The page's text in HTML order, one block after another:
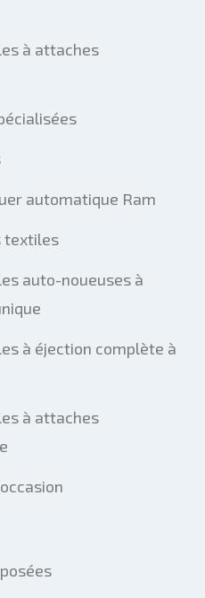
à attaches
automatique Ram
textiles
auto-noueuses à
à éjection complète à
à attaches